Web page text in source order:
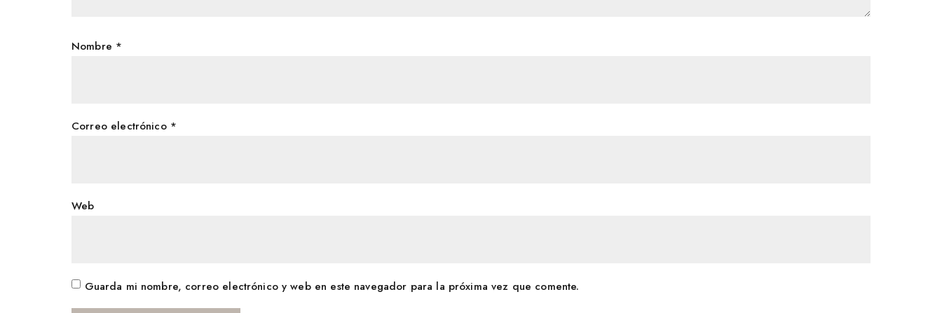
Nombre *
Correo electrónico *
Web
Guarda mi nombre, correo electrónico y web en este navegador para la próxima vez que comente.